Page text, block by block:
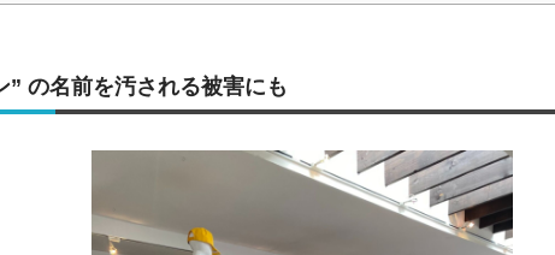
” の名前を汚される被害にも